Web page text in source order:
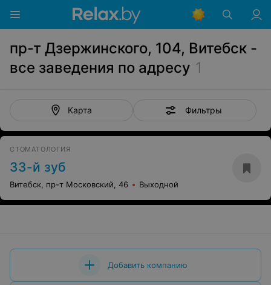
пр-т Дзержинского, 104, Витебск -
все заведения по адресу 1
Карта Фильтры
СТОМАТОЛОГИЯ
33-й зуб
Витебск, пр-т Московский, 46 Выходной
Добавить компанию